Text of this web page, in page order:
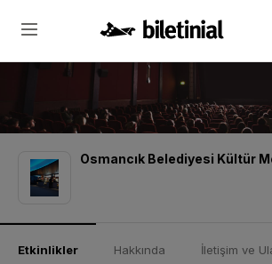
Osmancık Belediyesi Kültür
Etkinlikler Hakkında İletişim ve